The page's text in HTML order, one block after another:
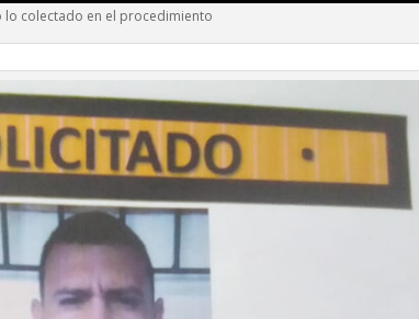
lo colectado en el procedimiento